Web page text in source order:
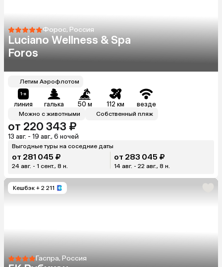
Форос, Россия
Luciano Wellness & Spa
Foros
Летим Аэрофлотом
линия галька 50 м 112 км везде
Можно с животными Собственный пляж
от 220 343 ₽
13 авг. - 19 авг., 6 ночей
Выгодные туры на соседние даты
от 281 045 ₽
24 авг. - 1 сент., 8 н.
от 283 045 ₽
14 авг. - 22 авг., 8 н.
Кешбэк + 2 211
Гаспра, Россия